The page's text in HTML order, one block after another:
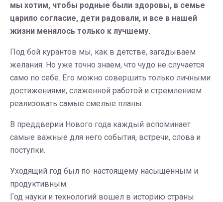
мы хотим, чтобы родные были здоровы, в семье
царило согласие, дети радовали, и все в нашей
жизни менялось только к лучшему.
Под бой курантов мы, как в детстве, загадываем
желания. Но уже точно знаем, что чудо не случается
само по себе. Его можно совершить только личными
достижениями, слаженной работой и стремлением
реализовать самые смелые планы.
В преддверии Нового года каждый вспоминает
самые важные для него события, встречи, слова и
поступки.
Уходящий год был по-настоящему насыщенным и
продуктивным.
Год науки и технологий вошел в историю страны